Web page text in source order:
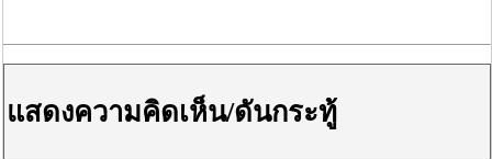
แสดงความคิดเห็น/ดันกระทู้